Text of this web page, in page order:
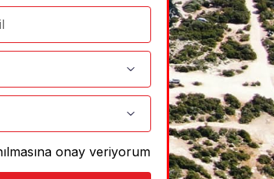
onay veriyorum